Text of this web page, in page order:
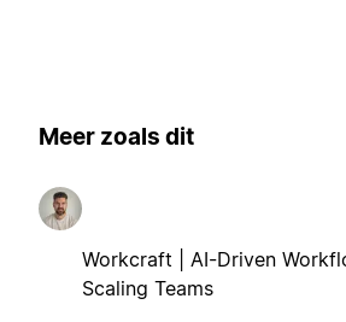
Meer zoals dit
Workcraft | AI-Driven
Scaling Teams